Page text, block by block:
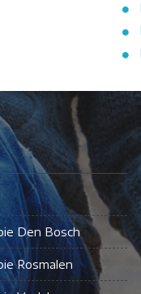
Den Bosch
Rosmalen